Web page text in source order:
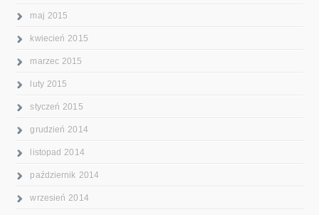
maj 2015
kwiecień 2015
marzec 2015
luty 2015
styczeń 2015
grudzień 2014
listopad 2014
październik 2014
wrzesień 2014